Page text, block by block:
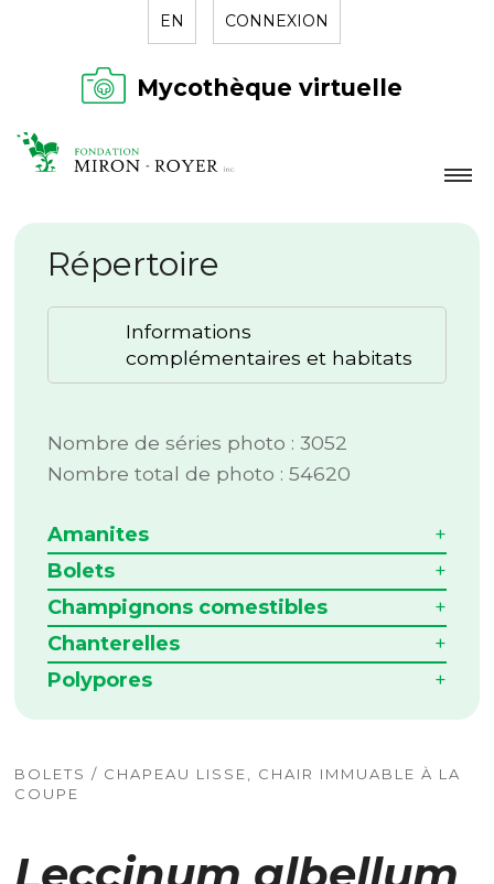
EN CONNEXION
Mycothèque virtuelle
LA FONDATION
NOUVELLES
RÉPERTOIRE
Répertoire
Informations
complémentaires et habitats
Nombre de séries photo : 3052
Nombre total de photo : 54620
Amanites
Bolets
Champignons comestibles
Chanterelles
Polypores
BOLETS / CHAPEAU LISSE, CHAIR IMMUABLE À LA
COUPE